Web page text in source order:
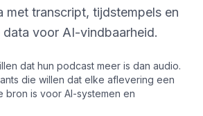
met transcript, tijdstempels en
voor AI-vindbaarheid.
dat hun podcast meer is dan audio.
die willen dat elke aflevering een
bron is voor AI-systemen en